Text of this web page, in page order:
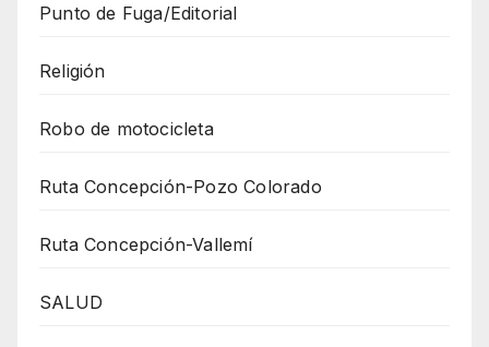
Punto de Fuga/Editorial
Religión
Robo de motocicleta
Ruta Concepción-Pozo Colorado
Ruta Concepción-Vallemí
SALUD